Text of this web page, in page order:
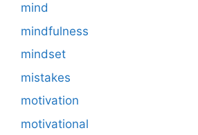
mind
mindfulness
mindset
mistakes
motivation
motivational